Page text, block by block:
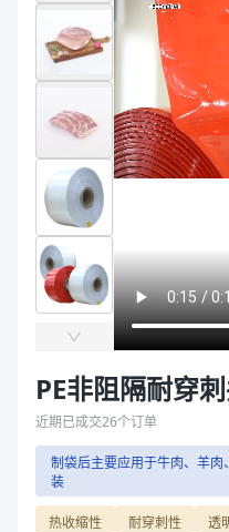
商品分类
热收缩膜
主要材质
PE、PVDC
宽度（mm）
225
透明
产品特性
材质PE/
宽度 mm
膜卷长度
主要材质
PE、EVA
厚度（μm）
60
宽度（mm）
225
商品图片PE非阻隔耐穿
近期已成交26个订单
制袋后主要应用于牛肉、羊
装
热收缩性 耐穿刺性 透